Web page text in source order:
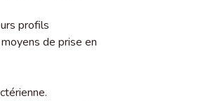
profils
de prise en